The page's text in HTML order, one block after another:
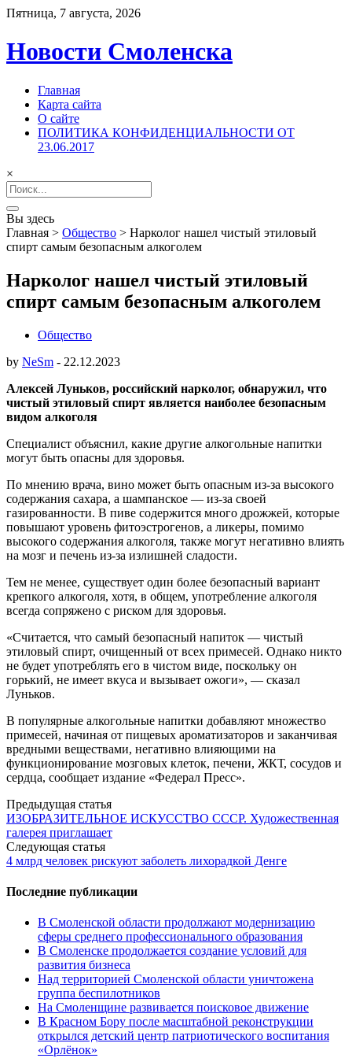
Пятница, 7 августа, 2026
Новости Смоленска
Главная
Карта сайта
О сайте
ПОЛИТИКА КОНФИДЕНЦИАЛЬНОСТИ ОТ
23.06.2017
×
Search
for:
Вы здесь
Главная > Общество > Нарколог нашел чистый этиловый
спирт самым безопасным алкоголем
Нарколог нашел чистый этиловый
спирт самым безопасным алкоголем
Общество
by NeSm - 22.12.2023
Алексей Луньков, российский нарколог, обнаружил, что
чистый этиловый спирт является наиболее безопасным
видом алкоголя
Специалист объяснил, какие другие алкогольные напитки
могут быть опасны для здоровья.
По мнению врача, вино может быть опасным из-за высокого
содержания сахара, а шампанское — из-за своей
газированности. В пиве содержится много дрожжей, которые
повышают уровень фитоэстрогенов, а ликеры, помимо
высокого содержания алкоголя, также могут негативно влиять
на мозг и печень из-за излишней сладости.
Тем не менее, существует один более безопасный вариант
крепкого алкоголя, хотя, в общем, употребление алкоголя
всегда сопряжено с риском для здоровья.
«Считается, что самый безопасный напиток — чистый
этиловый спирт, очищенный от всех примесей. Однако никто
не будет употреблять его в чистом виде, поскольку он
горький, не имеет вкуса и вызывает ожоги», — сказал
Луньков.
В популярные алкогольные напитки добавляют множество
примесей, начиная от пищевых ароматизаторов и заканчивая
вредными веществами, негативно влияющими на
функционирование мозговых клеток, печени, ЖКТ, сосудов и
сердца, сообщает издание «Федерал Пресс».
Post
navigation
Предыдущая статья
ИЗОБРАЗИТЕЛЬНОЕ ИСКУССТВО СССР. Художественная
галерея приглашает
Следующая статья
4 млрд человек рискуют заболеть лихорадкой Денге
Последние публикации
В Смоленской области продолжают модернизацию
сферы среднего профессионального образования
В Смоленске продолжается создание условий для
развития бизнеса
Над территорией Смоленской области уничтожена
группа беспилотников
На Смоленщине развивается поисковое движение
В Красном Бору после масштабной реконструкции
открылся детский центр патриотического воспитания
«Орлёнок»